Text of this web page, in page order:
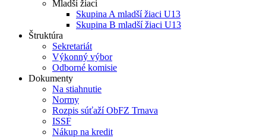
Mladší žiaci
Skupina A mladší žiaci U13
Skupina B mladší žiaci U13
Štruktúra
Sekretariát
Výkonný výbor
Odborné komisie
Dokumenty
Na stiahnutie
Normy
Rozpis súťaží ObFZ Trnava
ISSF
Nákup na kredit